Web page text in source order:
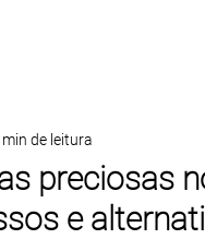
preciosas
e
de leitura